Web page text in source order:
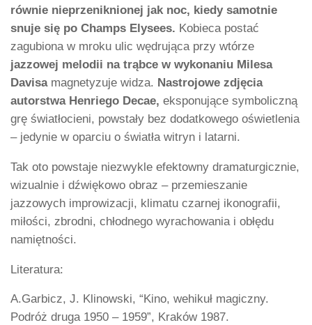
równie nieprzeniknionej jak noc, kiedy samotnie
snuje się po Champs Elysees. Kobieca postać
zagubiona w mroku ulic wędrująca przy wtórze
jazzowej melodii na trąbce w wykonaniu Milesa
Davisamagnetyzuje widza. Nastrojowe zdjęcia
autorstwa Henriego Decae, eksponujące symboliczną
grę światłocieni, powstały bez dodatkowego oświetlenia
– jedynie w oparciu o światła witryn i latarni.
Tak oto powstaje niezwykle efektowny dramaturgicznie,
wizualnie i dźwiękowo obraz – przemieszanie
jazzowych improwizacji, klimatu czarnej ikonografii,
miłości, zbrodni, chłodnego wyrachowania i obłędu
namiętności.
Literatura:
A.Garbicz, J. Klinowski, “Kino, wehikuł magiczny.
Podróż druga 1950 – 1959”, Kraków 1987.